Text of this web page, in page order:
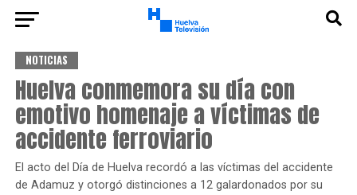
NOTICIAS
Huelva conmemora su día con
emotivo homenaje a víctimas de
accidente ferroviario
El acto del Día de Huelva recordó a las víctimas del accidente
de Adamuz y otorgó distinciones a 12 galardonados por su